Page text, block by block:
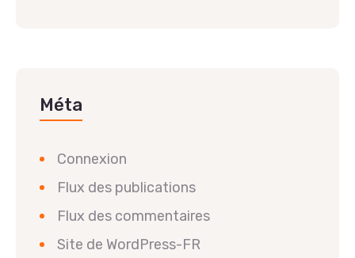
Méta
Connexion
Flux des publications
Flux des commentaires
Site de WordPress-FR